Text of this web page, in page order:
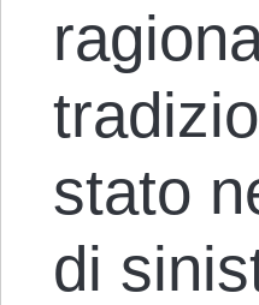
stato
di